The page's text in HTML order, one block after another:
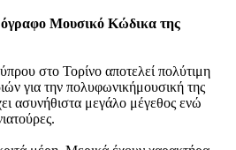
Μουσικό Κώδικα της
στο Τορίνο αποτελεί πολύτιμη
για την πολυφωνικήμουσική της
ασυνήθιστα μεγάλο μέγεθος ενώ